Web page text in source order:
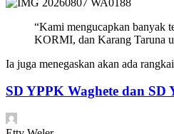
“Kami mengucapkan banyak
KORMI, dan Karang Taruna
Ia juga menegaskan akan ada
SD YPPK Waghete dan